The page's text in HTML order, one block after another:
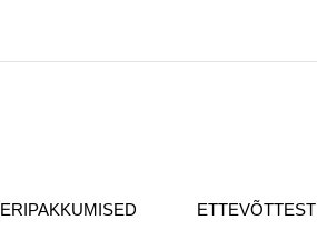
ERIPAKKUMISED ETTEVÕTTEST